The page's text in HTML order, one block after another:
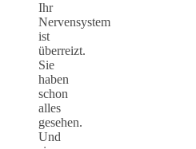
Ihr
Nervensystem
ist
überreizt.
Sie
haben
schon
alles
gesehen.
Und